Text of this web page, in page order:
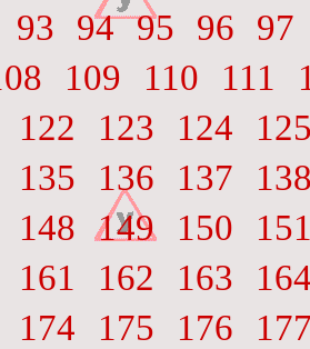
93 94 95 96
97
109 110 111
122 123 124
135 136 137
148 149 150
161 162 163
174 175 176